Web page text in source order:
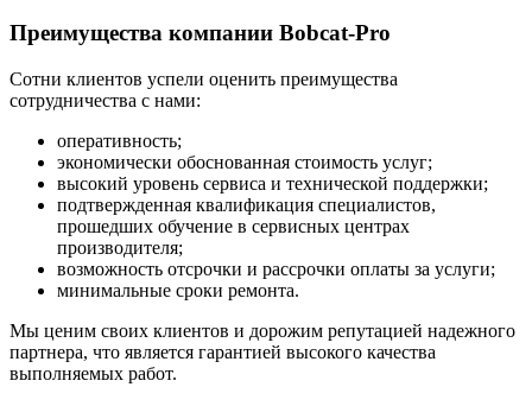
Преимущества компании Bobcat-Pro
Сотни клиентов успели оценить преимущества
сотрудничества с нами:
оперативность;
экономически обоснованная стоимость услуг;
высокий уровень сервиса и технической поддержки;
подтвержденная квалификация специалистов,
прошедших обучение в сервисных центрах
производителя;
возможность отсрочки и рассрочки оплаты за услуги;
минимальные сроки ремонта.
Мы ценим своих клиентов и дорожим репутацией надежного
партнера, что является гарантией высокого качества
выполняемых работ.